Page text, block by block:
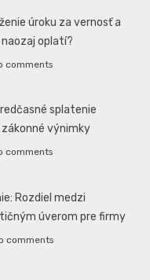
úroku za vernosť a
oplatí?
comments
splatenie
výnimky
comments
Rozdiel medzi
úverom pre firmy
comments